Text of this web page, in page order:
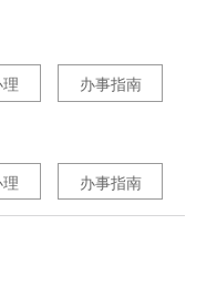
办事指南
办事指南